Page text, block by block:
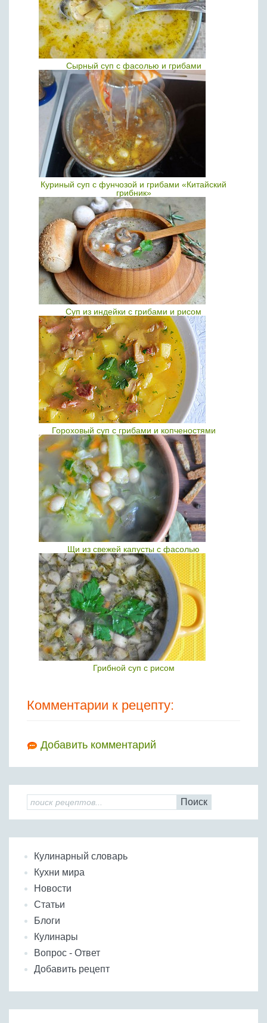
Сырный суп с фасолью и грибами
Куриный суп с фунчозой и грибами «Китайский
грибник»
Суп из индейки с грибами и рисом
Гороховый суп с грибами и копченостями
Щи из свежей капусты с фасолью
Грибной суп с рисом
Комментарии к рецепту:
Добавить комментарий
Поиск
Кулинарный словарь
Кухни мира
Новости
Статьи
Блоги
Кулинары
Вопрос - Ответ
Добавить рецепт